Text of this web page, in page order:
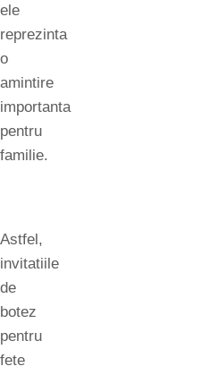
ele
reprezinta
o
amintire
importanta
pentru
familie.
Astfel,
invitatiile
de
botez
pentru
fete